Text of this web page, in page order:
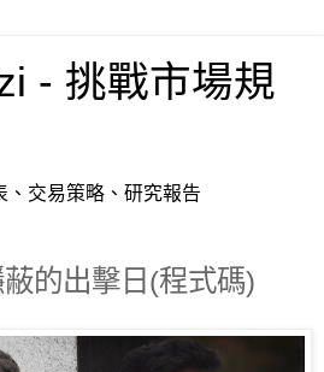
- 挑戰市場規
、交易策略、研究報告
的出擊日(程式碼)